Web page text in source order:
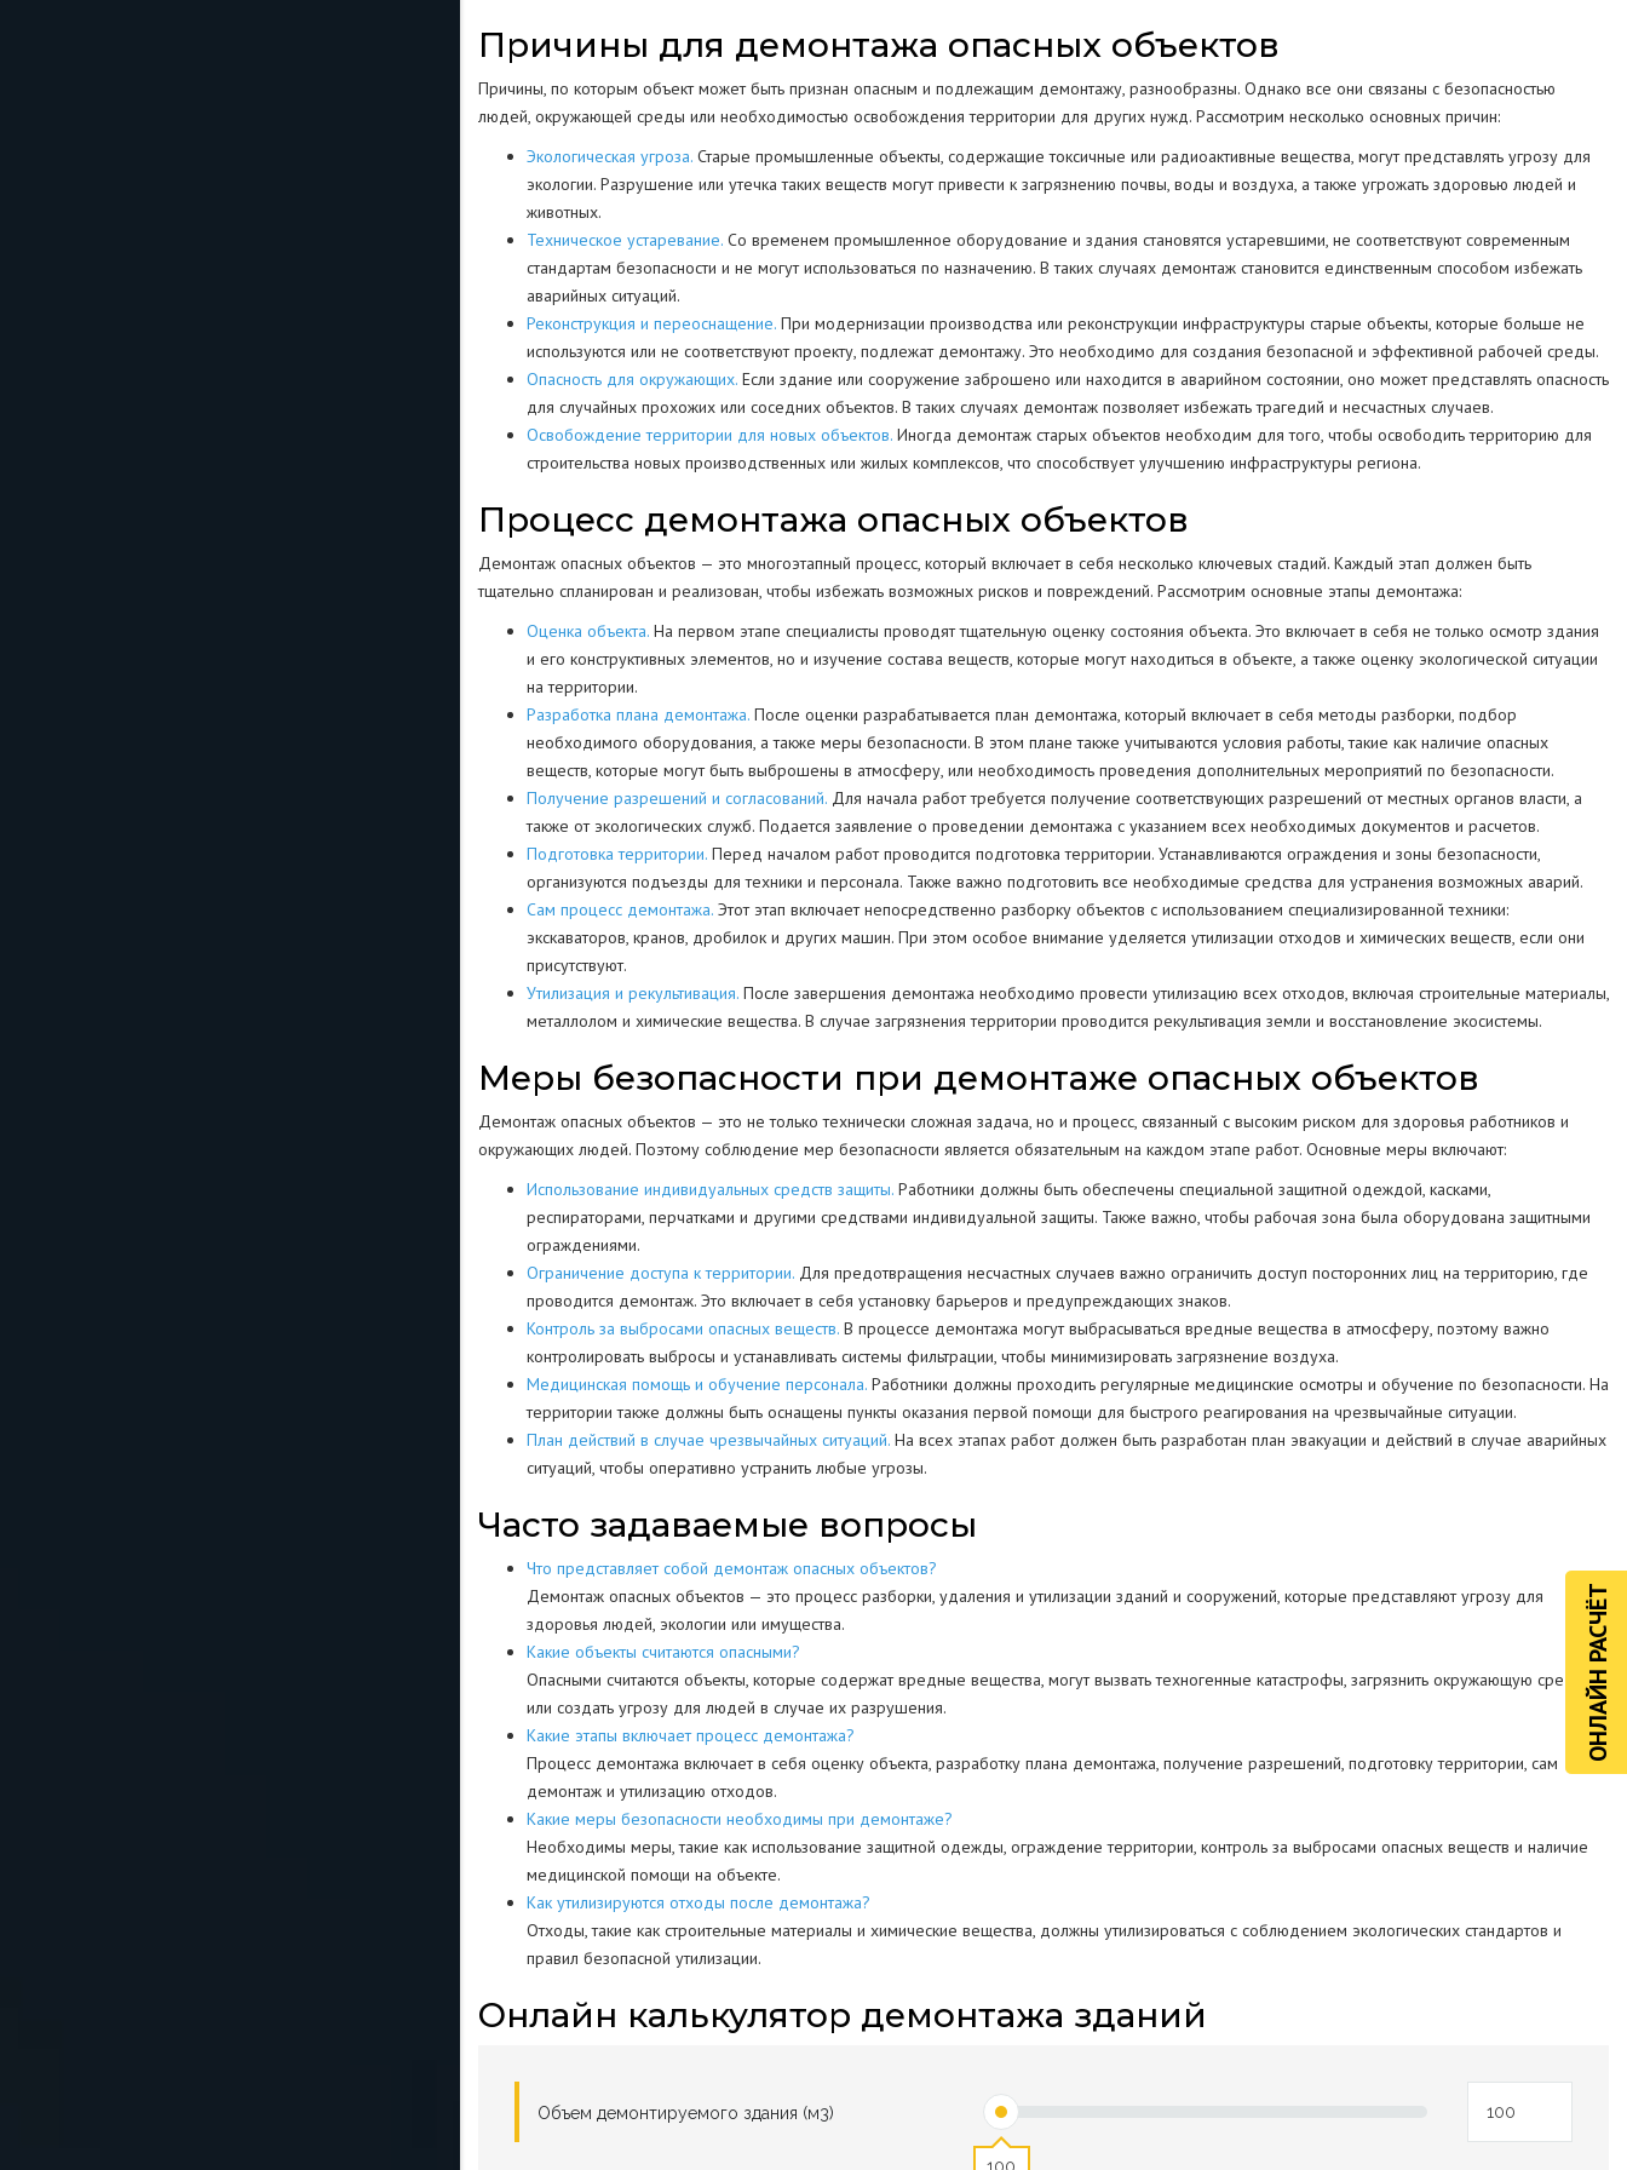
ОНЛАЙН РАСЧЁТ
Причины для демонтажа опасных объектов
Причины, по которым объект может быть признан опасным и подлежащим демонтажу, разнообразны. Однако все они связаны с безопасностью
людей, окружающей среды или необходимостью освобождения территории для других нужд. Рассмотрим несколько основных причин:
Экологическая угроза. Старые промышленные объекты, содержащие токсичные или радиоактивные вещества, могут представлять угрозу для
экологии. Разрушение или утечка таких веществ могут привести к загрязнению почвы, воды и воздуха, а также угрожать здоровью людей и
животных.
Техническое устаревание. Со временем промышленное оборудование и здания становятся устаревшими, не соответствуют современным
стандартам безопасности и не могут использоваться по назначению. В таких случаях демонтаж становится единственным способом избежать
аварийных ситуаций.
Реконструкция и переоснащение. При модернизации производства или реконструкции инфраструктуры старые объекты, которые больше не
используются или не соответствуют проекту, подлежат демонтажу. Это необходимо для создания безопасной и эффективной рабочей среды.
Опасность для окружающих. Если здание или сооружение заброшено или находится в аварийном состоянии, оно может представлять опасность
для случайных прохожих или соседних объектов. В таких случаях демонтаж позволяет избежать трагедий и несчастных случаев.
Освобождение территории для новых объектов. Иногда демонтаж старых объектов необходим для того, чтобы освободить территорию для
строительства новых производственных или жилых комплексов, что способствует улучшению инфраструктуры региона.
Процесс демонтажа опасных объектов
Демонтаж опасных объектов — это многоэтапный процесс, который включает в себя несколько ключевых стадий. Каждый этап должен быть
тщательно спланирован и реализован, чтобы избежать возможных рисков и повреждений. Рассмотрим основные этапы демонтажа:
Оценка объекта. На первом этапе специалисты проводят тщательную оценку состояния объекта. Это включает в себя не только осмотр здания
и его конструктивных элементов, но и изучение состава веществ, которые могут находиться в объекте, а также оценку экологической ситуации
на территории.
Разработка плана демонтажа. После оценки разрабатывается план демонтажа, который включает в себя методы разборки, подбор
необходимого оборудования, а также меры безопасности. В этом плане также учитываются условия работы, такие как наличие опасных
веществ, которые могут быть выброшены в атмосферу, или необходимость проведения дополнительных мероприятий по безопасности.
Получение разрешений и согласований. Для начала работ требуется получение соответствующих разрешений от местных органов власти, а
также от экологических служб. Подается заявление о проведении демонтажа с указанием всех необходимых документов и расчетов.
Подготовка территории. Перед началом работ проводится подготовка территории. Устанавливаются ограждения и зоны безопасности,
организуются подъезды для техники и персонала. Также важно подготовить все необходимые средства для устранения возможных аварий.
Сам процесс демонтажа. Этот этап включает непосредственно разборку объектов с использованием специализированной техники:
экскаваторов, кранов, дробилок и других машин. При этом особое внимание уделяется утилизации отходов и химических веществ, если они
присутствуют.
Утилизация и рекультивация. После завершения демонтажа необходимо провести утилизацию всех отходов, включая строительные материалы,
металлолом и химические вещества. В случае загрязнения территории проводится рекультивация земли и восстановление экосистемы.
Меры безопасности при демонтаже опасных объектов
Демонтаж опасных объектов — это не только технически сложная задача, но и процесс, связанный с высоким риском для здоровья работников и
окружающих людей. Поэтому соблюдение мер безопасности является обязательным на каждом этапе работ. Основные меры включают:
Использование индивидуальных средств защиты. Работники должны быть обеспечены специальной защитной одеждой, касками,
респираторами, перчатками и другими средствами индивидуальной защиты. Также важно, чтобы рабочая зона была оборудована защитными
ограждениями.
Ограничение доступа к территории. Для предотвращения несчастных случаев важно ограничить доступ посторонних лиц на территорию, где
проводится демонтаж. Это включает в себя установку барьеров и предупреждающих знаков.
Контроль за выбросами опасных веществ. В процессе демонтажа могут выбрасываться вредные вещества в атмосферу, поэтому важно
контролировать выбросы и устанавливать системы фильтрации, чтобы минимизировать загрязнение воздуха.
Медицинская помощь и обучение персонала. Работники должны проходить регулярные медицинские осмотры и обучение по безопасности. На
территории также должны быть оснащены пункты оказания первой помощи для быстрого реагирования на чрезвычайные ситуации.
План действий в случае чрезвычайных ситуаций. На всех этапах работ должен быть разработан план эвакуации и действий в случае аварийных
ситуаций, чтобы оперативно устранить любые угрозы.
Часто задаваемые вопросы
Что представляет собой демонтаж опасных объектов?
Демонтаж опасных объектов — это процесс разборки, удаления и утилизации зданий и сооружений, которые представляют угрозу для
здоровья людей, экологии или имущества.
Какие объекты считаются опасными?
Опасными считаются объекты, которые содержат вредные вещества, могут вызвать техногенные катастрофы, загрязнить окружающую среду
или создать угрозу для людей в случае их разрушения.
Какие этапы включает процесс демонтажа?
Процесс демонтажа включает в себя оценку объекта, разработку плана демонтажа, получение разрешений, подготовку территории, сам
демонтаж и утилизацию отходов.
Какие меры безопасности необходимы при демонтаже?
Необходимы меры, такие как использование защитной одежды, ограждение территории, контроль за выбросами опасных веществ и наличие
медицинской помощи на объекте.
Как утилизируются отходы после демонтажа?
Отходы, такие как строительные материалы и химические вещества, должны утилизироваться с соблюдением экологических стандартов и
правил безопасной утилизации.
Онлайн калькулятор демонтажа зданий
Объем демонтируемого здания (м3)